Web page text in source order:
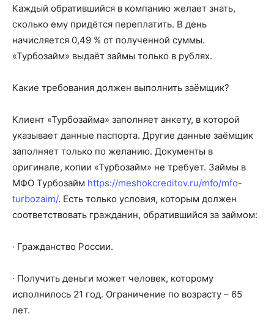
Каждый обратившийся в компанию желает знать,
сколько ему придётся переплатить. В день
начисляется 0,49 % от полученной суммы.
«Турбозайм» выдаёт займы только в рублях.
Какие требования должен выполнить заёмщик?
Клиент «Турбозайма» заполняет анкету, в которой
указывает данные паспорта. Другие данные заёмщик
заполняет только по желанию. Документы в
оригинале, копии «Турбозайм» не требует. Займы в
МФО Турбозайм https://meshokcreditov.ru/mfo/mfo-
turbozaim/. Есть только условия, которым должен
соответствовать гражданин, обратившийся за займом:
· Гражданство России.
· Получить деньги может человек, которому
исполнилось 21 год. Ограничение по возрасту – 65
лет.